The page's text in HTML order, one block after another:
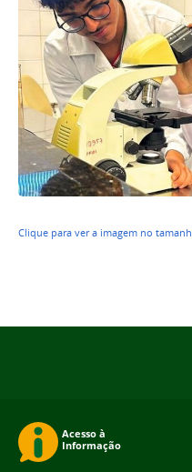
Clique para ver a imagem no